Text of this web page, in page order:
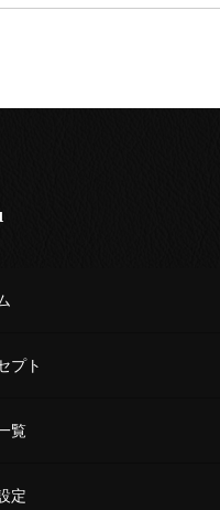
プト
覧
定